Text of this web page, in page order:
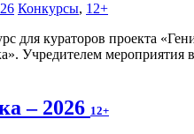
Конкурсы, 12+
Учредителем мероприятия
– 2026 12+